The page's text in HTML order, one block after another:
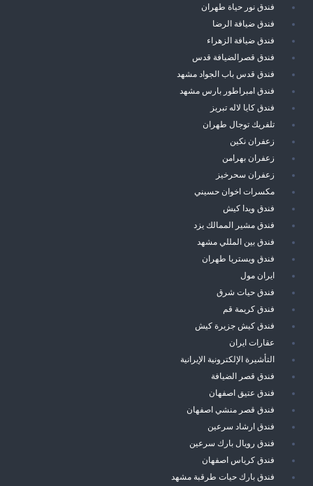
فندق نور حياة طهران
فندق ضيافة الرضا
فندق ضيافة الزهراء
فندق قصرالضيافة قدس
فندق قدس باب الجواد مشهد
فندق امبراطور بارس مشهد
فندق كايا لاله تبريز
تلفريك توجال طهران
زعفران نكين
زعفران بهرامن
زعفران سحرخيز
مكسرات اخوان حسيني
فندق ويدا كيش
فندق مشير الممالك يزد
فندق بين المللي مشهد
فندق ويستريا طهران
ايران مول
فندق حيات شرق
فندق كريمة قم
فندق كيش جزيرة كيش
عقارات ايران
التأشيرة الإلكترونية الإيرانية
فندق قصر الضيافة
فندق عتيق اصفهان
فندق قصر منشي اصفهان
فندق ارشاد سرعين
فندق رويال بارك سرعين
فندق كرياس اصفهان
فندق بارك حيات طرقبة مشهد